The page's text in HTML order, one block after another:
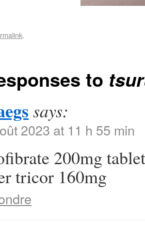
.
to
says:
2023 at 11 h 55 min
200mg
tricor 160mg